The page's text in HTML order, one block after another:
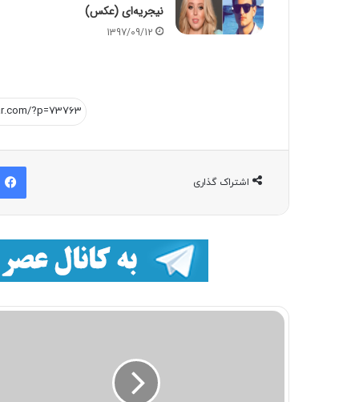
نیجریه‌ای (عكس)
1397/09/12
اشتراک گذاری